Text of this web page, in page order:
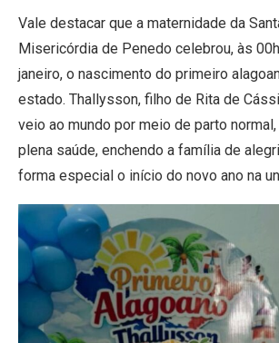
Vale destacar que a maternidade da
Misericórdia de Penedo celebrou, às
janeiro, o nascimento do primeiro
estado. Thallysson, filho de Rita de
veio ao mundo por meio de parto
plena saúde, enchendo a família de
forma especial o início do novo ano na